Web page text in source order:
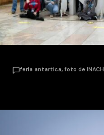
feria antartica, foto de INACH